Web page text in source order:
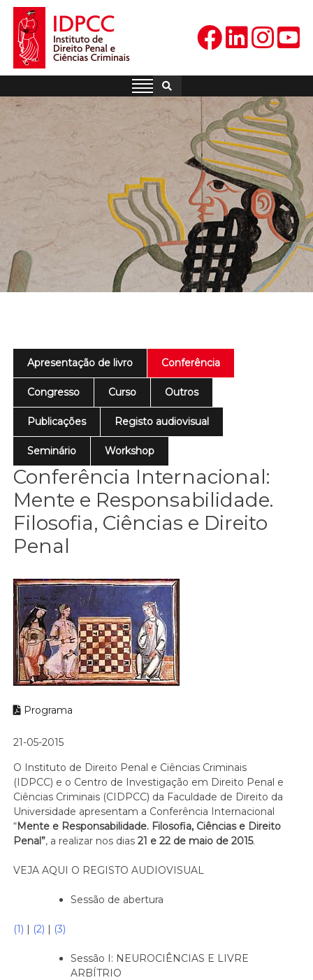
Skip
content
IDPCC
Instituto de Direito Penal e
Apresentação de livro Conferência
Congresso Curso Outros
Publicações Registo audiovisual
Seminário Workshop
Conferência Internacional:
Mente e Responsabilidade.
Filosofia, Ciências e Direito
Penal
Programa
21-05-2015
O Instituto de Direito Penal e Ciências Criminais
(IDPCC) e o Centro de Investigação em Direito Penal e
Ciências Criminais (CIDPCC) da Faculdade de Direito da
Universidade apresentam a Conferência Internacional
“Mente e Responsabilidade. Filosofia, Ciências e Direito
Penal”, a realizar nos dias 21 e 22 de maio de 2015.
VEJA AQUI O REGISTO AUDIOVISUAL
Sessão de abertura
(1) | (2) | (3)
Sessão I: NEUROCIÊNCIAS E LIVRE
ARBÍTRIO